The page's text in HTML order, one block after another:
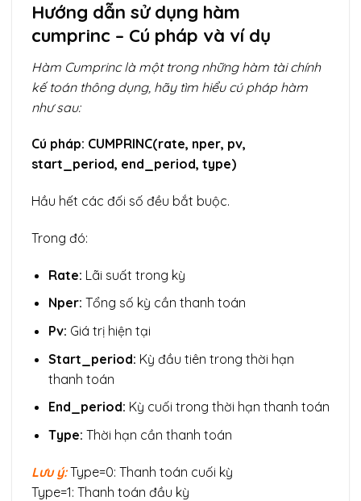
Hướng dẫn sử dụng hàm
cumprinc – Cú pháp và ví dụ
Hàm Cumprinc là một trong những hàm tài chính
kế toán thông dụng, hãy tìm hiểu cú pháp hàm
như sau:
Cú pháp: CUMPRINC(rate, nper, pv,
start_period, end_period, type)
Hầu hết các đối số đều bắt buộc.
Trong đó:
Rate: Lãi suất trong kỳ
Nper: Tổng số kỳ cần thanh toán
Pv: Giá trị hiện tại
Start_period: Kỳ đầu tiên trong thời hạn
thanh toán
End_period: Kỳ cuối trong thời hạn thanh toán
Type: Thời hạn cần thanh toán
Lưu ý: Type=0: Thanh toán cuối kỳ
Type=1: Thanh toán đầu kỳ